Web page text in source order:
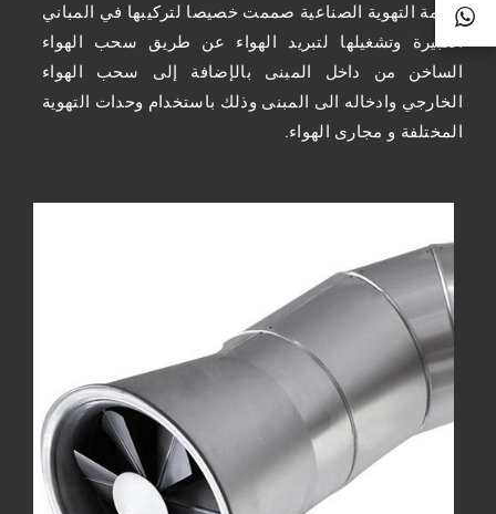
أنظمة التهوية الصناعية صممت خصيصا لتركيبها في المباني
الكبيرة وتشغيلها لتبريد الهواء عن طريق سحب الهواء
الساخن من داخل المبنى بالإضافة إلى سحب الهواء
الخارجي وادخاله الى المبنى وذلك باستخدام وحدات التهوية
المختلفة و مجارى الهواء.